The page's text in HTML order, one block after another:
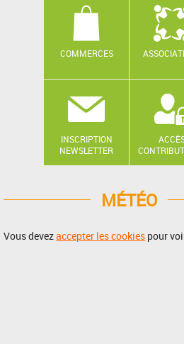
COMMERCES
INSCRIPTION
NEWSLETTER
MÉTÉO
Vous devezaccepter les cookies pour